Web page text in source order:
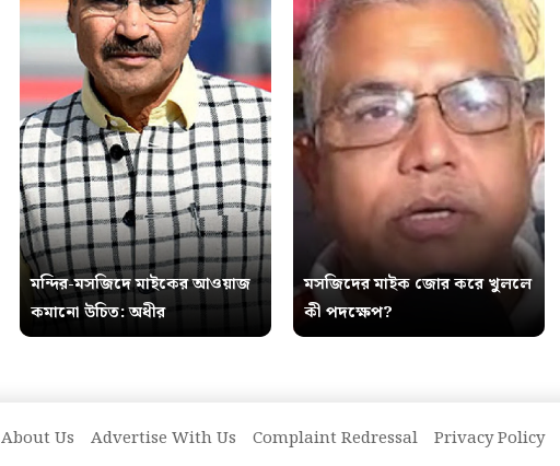
মন্দির-মসজিদে মাইকের আওয়াজ
কমানো উচিত: অধীর
মসজিদের মাইক জোর করে খুললে
কী পদক্ষেপ?
About Us Advertise With Us Complaint Redressal Privacy Policy